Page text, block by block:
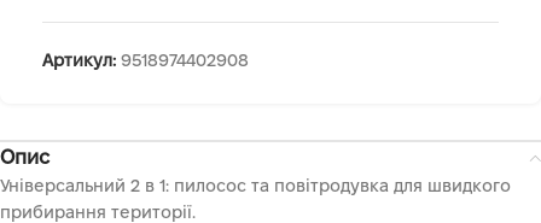
Артикул: 9518974402908
Опис
Універсальний 2 в 1: пилосос та повітродувка для швидкого
прибирання території.